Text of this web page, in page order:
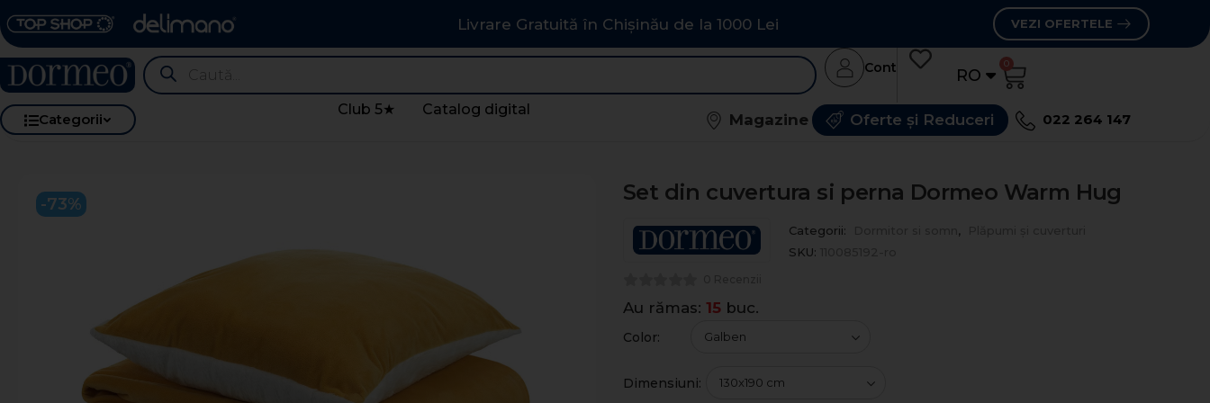
Livrare Gratuită în Chișinău de la 1000 Lei VEZI OFERTELE
Cont RO
RU
0
Categorii
Club 5★ Catalog digital
Magazine Oferte și Reduceri 022 264 147
-73% Set din cuvertura si perna Dormeo Warm Hug
Categorii:
SKU:
Au rămas: 15 buc.
Color:
Dimensiuni: